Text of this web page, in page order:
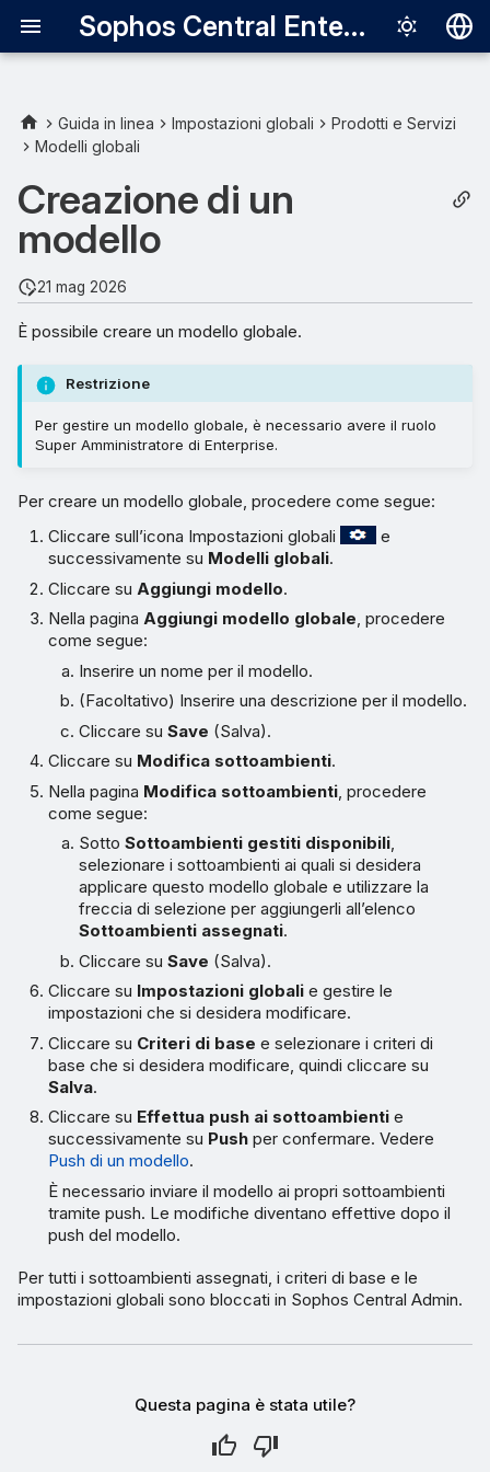
Sophos Central Enterprise
English
Guida in linea Impostazioni globali
Prodotti e Servizi
Modelli globali
Creazione di un
modello
21 mag 2026
È possibile creare un modello globale.
Restrizione
Per gestire un modello globale, è necessario avere il ruolo
Super Amministratore di Enterprise.
Per creare un modello globale, procedere come segue:
Cliccare sull’icona Impostazioni globali
e
successivamente su Modelli globali.
Cliccare su Aggiungi modello.
Nella paginaAggiungi modello globale, procedere
come segue:
Inserire un nome per il modello.
(Facoltativo) Inserire una descrizione per il modello.
Cliccare suSave (Salva).
Cliccare su Modifica sottoambienti.
Nella pagina Modifica sottoambienti , procedere
come segue:
SottoSottoambienti gestiti disponibili,
selezionare i sottoambienti ai quali si desidera
applicare questo modello globale e utilizzare la
freccia di selezione per aggiungerli all’elenco
Sottoambienti assegnati.
Cliccare suSave (Salva).
Cliccare su Impostazioni globali e gestire le
impostazioni che si desidera modificare.
Cliccare su Criteri di base e selezionare i criteri di
base che si desidera modificare, quindi cliccare su
Salva.
Cliccare su Effettua push ai sottoambienti e
successivamente su Push per confermare. Vedere
Push di un modello.
È necessario inviare il modello ai propri sottoambienti
tramite push. Le modifiche diventano effettive dopo il
push del modello.
Per tutti i sottoambienti assegnati, i criteri di base e le
impostazioni globali sono bloccati in Sophos Central Admin.
Questa pagina è stata utile?